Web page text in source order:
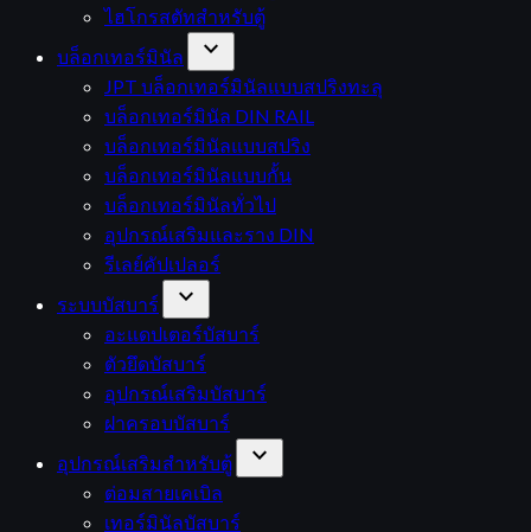
ไฮโกรสตัทสำหรับตู้
บล็อกเทอร์มินัล
expand_more
JPT บล็อกเทอร์มินัลแบบสปริงทะลุ
บล็อกเทอร์มินัล DIN RAIL
บล็อกเทอร์มินัลแบบสปริง
บล็อกเทอร์มินัลแบบกั้น
บล็อกเทอร์มินัลทั่วไป
อุปกรณ์เสริมและราง DIN
รีเลย์คัปเปลอร์
ระบบบัสบาร์
expand_more
อะแดปเตอร์บัสบาร์
ตัวยึดบัสบาร์
อุปกรณ์เสริมบัสบาร์
ฝาครอบบัสบาร์
อุปกรณ์เสริมสำหรับตู้
expand_more
ต่อมสายเคเบิล
เทอร์มินัลบัสบาร์